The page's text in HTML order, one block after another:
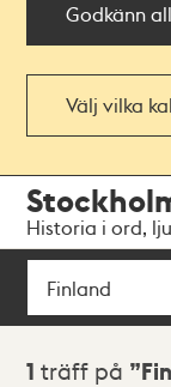
Godkänn
Välj vilka
navigationen
huvudinnehållet
Historia i ord,
Sök
Sökresultat
1 träff på